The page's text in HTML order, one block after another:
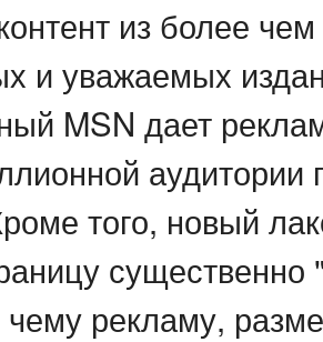
из более
и уважаемых
MSN дает
аудитории
того, новый
существенно
чему рекламу,